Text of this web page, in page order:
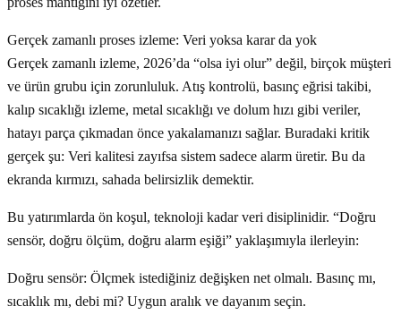
Gerçek zamanlı proses izleme: Veri yoksa karar da yok
Gerçek zamanlı izleme, 2026’da “olsa iyi olur” değil, birçok müşteri
ve ürün grubu için zorunluluk. Atış kontrolü, basınç eğrisi takibi,
kalıp sıcaklığı izleme, metal sıcaklığı ve dolum hızı gibi veriler,
hatayı parça çıkmadan önce yakalamanızı sağlar. Buradaki kritik
gerçek şu: Veri kalitesi zayıfsa sistem sadece alarm üretir. Bu da
ekranda kırmızı, sahada belirsizlik demektir.
Bu yatırımlarda ön koşul, teknoloji kadar veri disiplinidir. “Doğru
sensör, doğru ölçüm, doğru alarm eşiği” yaklaşımıyla ilerleyin:
Doğru sensör: Ölçmek istediğiniz değişken net olmalı. Basınç mı,
sıcaklık mı, debi mi? Uygun aralık ve dayanım seçin.